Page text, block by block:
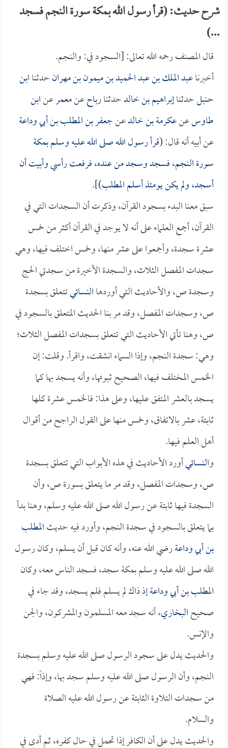
شرح حديث: (قرأ رسول الله بمكة سورة النجم فسجد
...)
قال المصنف رحمه الله تعالى: [السجود في: والنجم.
أخبرناعبد الملك بن عبد الحميد بن ميمون بن مهرانحدثناابن
حنبلحدثناإبراهيم بن خالدحدثنارباحعنمعمرعنابن
طاوسعنعكرمة بن خالدعنجعفر بن المطلب بن أبي وداعة
عن أبيه أنه قال: (قرأ رسول الله صلى الله عليه وسلم بمكة
سورة النجم، فسجد وسجد من عنده، فرفعت رأسي وأبيت أن
أسجد، ولم يكن يومئذ أسلمالمطلب)].
سبق معنا البدء بسجود القرآن، وذكرت أن السجدات التي في
القرآن، أجمع العلماء على أنه لا يوجد في القرآن أكثر من خمس
عشرة سجدة، وأجمعوا على عشر منها، وخمس اختلف فيها، وهي
سجدات المفصل الثلاث، والسجدة الأخيرة من سجدتي الحج
وسجدة ص، والأحاديث التي أوردهاالنسائيتتعلق بسجدة
ص، وسجدات المفصل، وقد مر بنا الحديث المتعلق بالسجود في
ص، وهنا تأتي الأحاديث التي تتعلق بسجدات المفصل الثلاث؛
وهي: سجدة النجم، وإذا السماء انشقت، واقرأ. وقلت: إن
الخمس المختلف فيها، الصحيح ثبوتها، وأنه يسجد بها كما
يسجد بالعشر المتفق عليها، وعلى هذا: فالخمس عشرة كلها
ثابتة، عشر بالاتفاق، وخمس منها على القول الراجح من أقوال
أهل العلم فيها.
والنسائيأورد الأحاديث في هذه الأبواب التي تتعلق بسجدة
ص، وسجدات المفصل، وقد مر ما يتعلق بسورة ص، وأن
السجدة فيها ثابتة عن رسول الله صلى الله عليه وسلم، وهنا بدأ
بما يتعلق بالسجود في سجدة النجم، وأورد فيه حديثالمطلب
بن أبي وداعةرضي الله عنه، وأنه كان قبل أن يسلم، وكان رسول
الله صلى الله عليه وسلم بمكة سجد، فسجد الناس معه، وكان
المطلب بن أبي وداعةإذ ذاك لم يسلم فلم يسجد، وقد جاء في
صحيحالبخاري، أنه سجد معه المسلمون والمشركون، والجن
والإنس.
والحديث يدل على سجود الرسول صلى الله عليه وسلم بسجدة
النجم، وأن الرسول صلى الله عليه وسلم سجد بها، وإذاً: فهي
من سجدات التلاوة الثابتة عن رسول الله عليه الصلاة
والسلام.
والحديث يدل على أن الكافر إذا تحمل في حال كفره، ثم أدى في